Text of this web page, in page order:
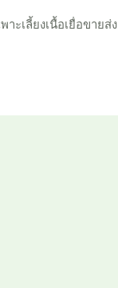
ะเลี้ยงเนื้อเยื่อขายส่ง